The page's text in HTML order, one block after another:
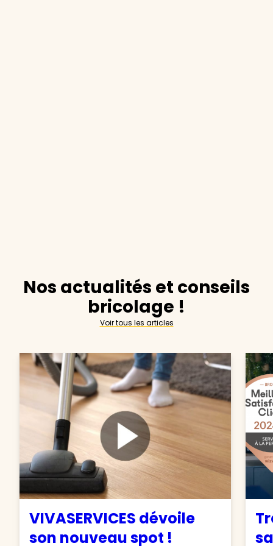
Nos actualités et conseils
bricolage !
Voir tous les articles
VIVASERVICES dévoile
son nouveau spot !